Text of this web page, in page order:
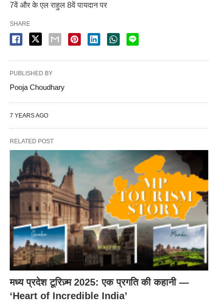
7वें और के एल राहुल 8वें पायदान पर
SHARE
PUBLISHED BY
Pooja Choudhary
7 YEARS AGO
RELATED POST
मध्य प्रदेश टूरिज़्म 2025: एक प्रगति की कहानी —
‘Heart of Incredible India’